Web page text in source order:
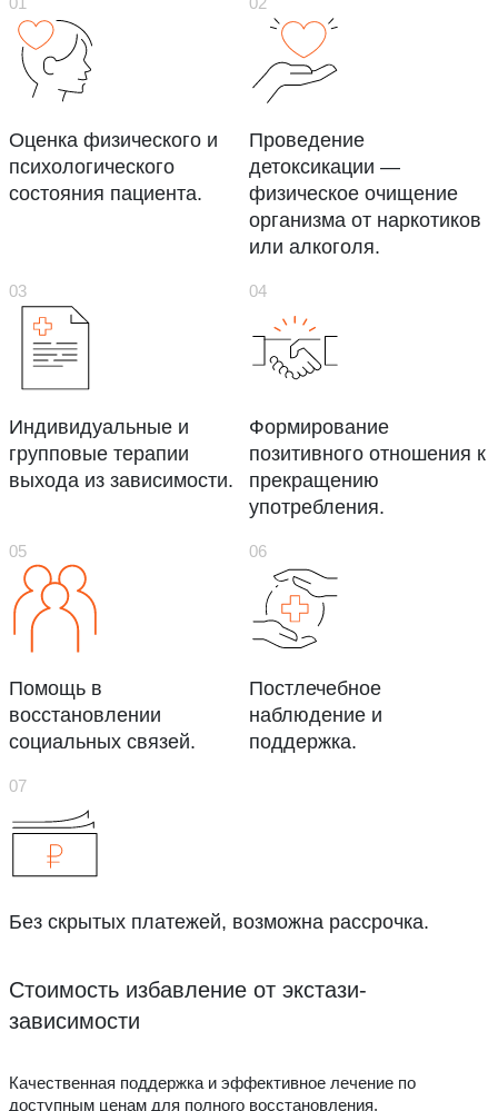
Оценка физического и
психологического
состояния пациента.
Проведение
детоксикации —
физическое очищение
организма от наркотиков
или алкоголя.
Индивидуальные и
групповые терапии
выхода из зависимости.
Формирование
позитивного отношения к
прекращению
употребления.
Помощь в
восстановлении
социальных связей.
Постлечебное
наблюдение и
поддержка.
Без скрытых платежей, возможна рассрочка.
Стоимость избавление от экстази-
зависимости
Качественная поддержка и эффективное лечение по
доступным ценам для полного восстановления.